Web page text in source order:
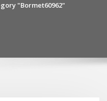
"Bormet60962"